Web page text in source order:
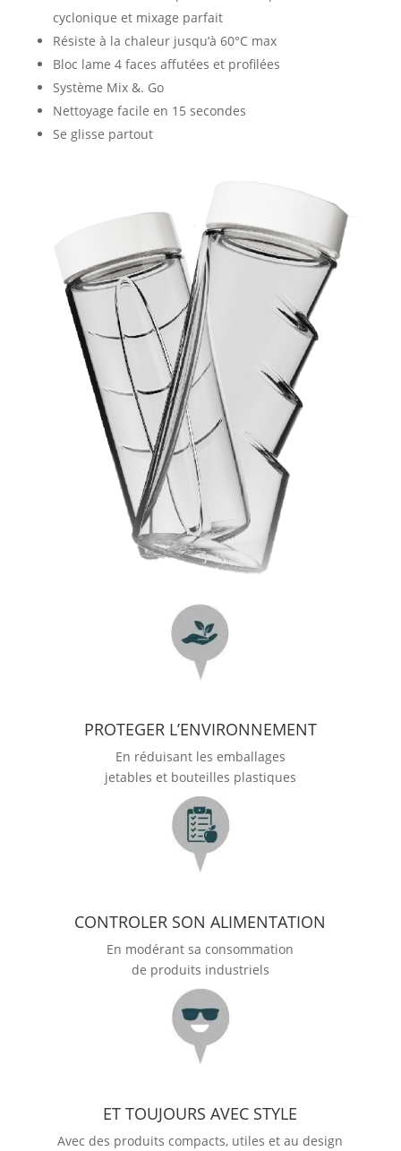
cyclonique et mixage parfait
Résiste à la chaleur jusqu’à 60°C max
Bloc lame 4 faces affutées et profilées
Système Mix &. Go
Nettoyage facile en 15 secondes
Se glisse partout
PROTEGER L’ENVIRONNEMENT
En réduisant les emballages
jetables et bouteilles plastiques
CONTROLER SON ALIMENTATION
En modérant sa consommation
de produits industriels
ET TOUJOURS AVEC STYLE
Avec des produits compacts, utiles et au design